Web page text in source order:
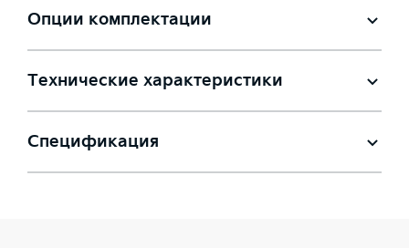
Опции комплектации
Технические характеристики
Спецификация